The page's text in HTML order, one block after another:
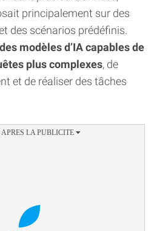
principalement sur des
des scénarios prédéfinis.
modèles d’IA capables de
plus complexes, de
et de réaliser des tâches